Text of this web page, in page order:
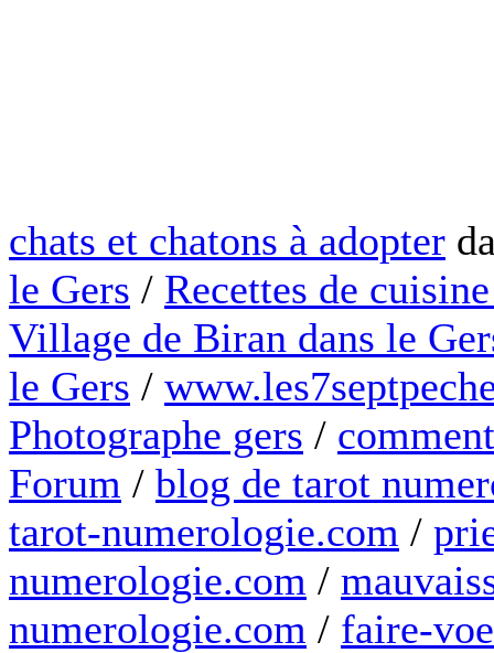
chats et chatons à adopter
le Gers / Recettes de
Village de Biran dans le
le Gers /
Photographe gers /
Forum / blog de tarot
tarot-numerologie.com /
numerologie.com /
numerologie.com / faire-